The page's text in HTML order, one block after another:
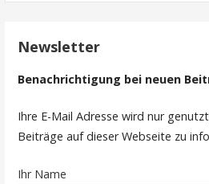
Newsletter
Benachrichtigung bei neuen
Ihre E-Mail Adresse wird nur
Beiträge auf dieser Webseite zu
Ihr Name